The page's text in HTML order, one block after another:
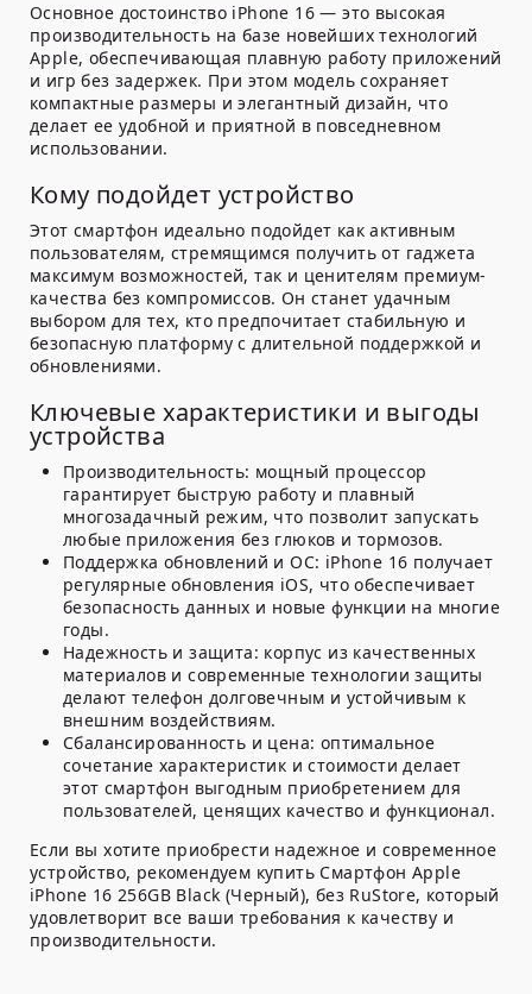
Основное достоинство iPhone 16 — это высокая
производительность на базе новейших технологий
Apple, обеспечивающая плавную работу приложений
и игр без задержек. При этом модель сохраняет
компактные размеры и элегантный дизайн, что
делает ее удобной и приятной в повседневном
использовании.
Кому подойдет устройство
Этот смартфон идеально подойдет как активным
пользователям, стремящимся получить от гаджета
максимум возможностей, так и ценителям премиум-
качества без компромиссов. Он станет удачным
выбором для тех, кто предпочитает стабильную и
безопасную платформу с длительной поддержкой и
обновлениями.
Ключевые характеристики и выгоды
устройства
Производительность: мощный процессор
гарантирует быструю работу и плавный
многозадачный режим, что позволит запускать
любые приложения без глюков и тормозов.
Поддержка обновлений и ОС: iPhone 16 получает
регулярные обновления iOS, что обеспечивает
безопасность данных и новые функции на многие
годы.
Надежность и защита: корпус из качественных
материалов и современные технологии защиты
делают телефон долговечным и устойчивым к
внешним воздействиям.
Сбалансированность и цена: оптимальное
сочетание характеристик и стоимости делает
этот смартфон выгодным приобретением для
пользователей, ценящих качество и функционал.
Если вы хотите приобрести надежное и современное
устройство, рекомендуем купить Смартфон Apple
iPhone 16 256GB Black (Черный), без RuStore, который
удовлетворит все ваши требования к качеству и
производительности.